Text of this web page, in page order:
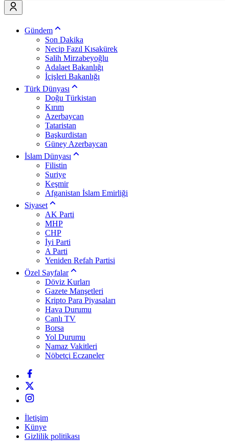
Gündem
Son Dakika
Necip Fazıl Kısakürek
Salih Mirzabeyoğlu
Adalaet Bakanlığı
İçişleri Bakanlığı
Türk Dünyası
Doğu Türkistan
Kırım
Azerbaycan
Tataristan
Başkurdistan
Güney Azerbaycan
İslam Dünyası
Filistin
Suriye
Keşmir
Afganistan İslam Emirliği
Siyaset
AK Parti
MHP
CHP
İyi Parti
A Parti
Yeniden Refah Partisi
Özel Sayfalar
Döviz Kurları
Gazete Manşetleri
Kripto Para Piyasaları
Hava Durumu
Canlı TV
Borsa
Yol Durumu
Namaz Vakitleri
Nöbetçi Eczaneler
İletişim
Künye
Gizlilik politikası